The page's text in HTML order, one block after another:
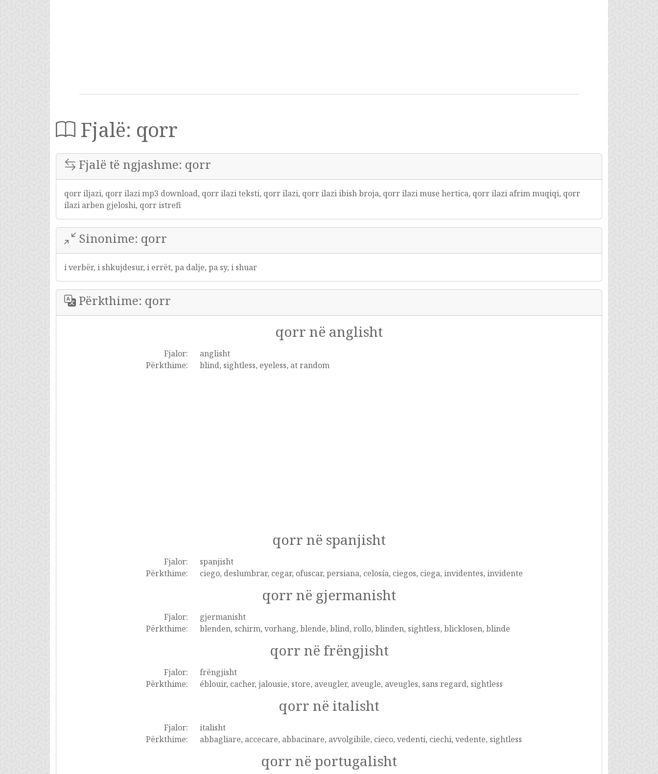
Fjalë: qorr
Fjalë të ngjashme: qorr
qorr iljazi, qorr ilazi mp3 download, qorr ilazi teksti, qorr ilazi, qorr ilazi ibish broja, qorr ilazi muse hertica, qorr ilazi afrim muqiqi, qorr
ilazi arben gjeloshi, qorr istrefi
Sinonime: qorr
i verbër, i shkujdesur, i errët, pa dalje, pa sy, i shuar
Përkthime: qorr
qorr në anglisht
Fjalor:
anglisht
Përkthime:
blind, sightless, eyeless, at random
qorr në spanjisht
Fjalor:
spanjisht
Përkthime:
ciego, deslumbrar, cegar, ofuscar, persiana, celosía, ciegos, ciega, invidentes, invidente
qorr në gjermanisht
Fjalor:
gjermanisht
Përkthime:
blenden, schirm, vorhang, blende, blind, rollo, blinden, sightless, blicklosen, blinde
qorr në frëngjisht
Fjalor:
frëngjisht
Përkthime:
éblouir, cacher, jalousie, store, aveugler, aveugle, aveugles, sans regard, sightless
qorr në italisht
Fjalor:
italisht
Përkthime:
abbagliare, accecare, abbacinare, avvolgibile, cieco, vedenti, ciechi, vedente, sightless
qorr në portugalisht